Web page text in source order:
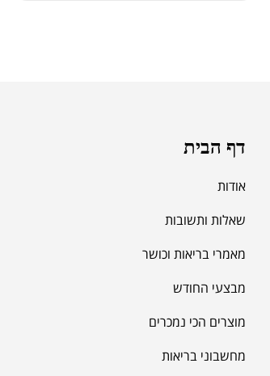
דף הבית
אודות
שאלות ותשובות
מאמרי בריאות וכושר
מבצעי החודש
מוצרים הכי נמכרים
מחשבוני בריאות